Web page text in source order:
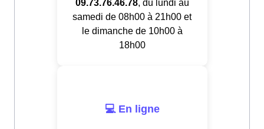
09.73.76.46.78, du lundi au
samedi de 08h00 à 21h00 et
le dimanche de 10h00 à
18h00
💻 En ligne